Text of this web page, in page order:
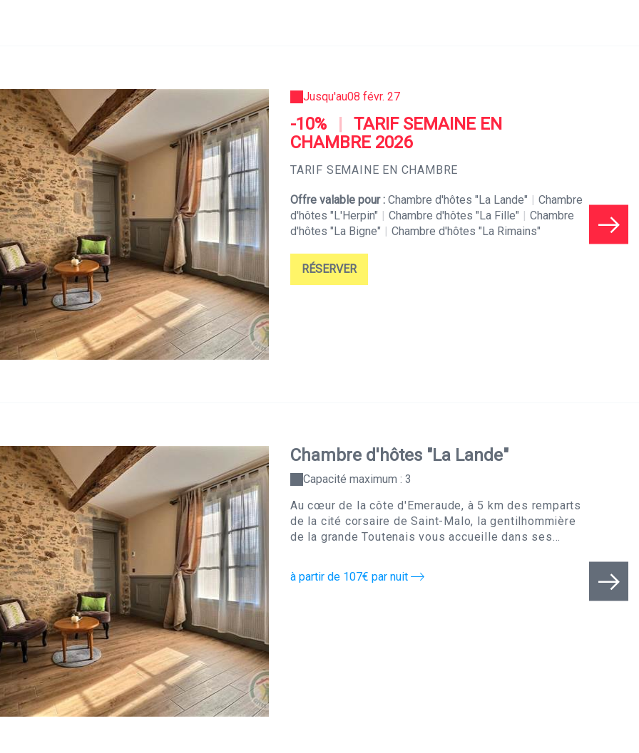
Jusqu'au08 févr. 27
-10%
TARIF SEMAINE EN
CHAMBRE 2026
TARIF SEMAINE EN CHAMBRE
Offre valable pour : Chambre d'hôtes "La Lande"
Chambre
d'hôtes "L'Herpin"
Chambre d'hôtes "La Fille"
Chambre
d'hôtes "La Bigne"
Chambre d'hôtes "La Rimains"
RÉSERVER
Chambre d'hôtes "La Lande"
Capacité maximum : 3
Au cœur de la côte d'Emeraude, à 5 km des remparts
de la cité corsaire de Saint-Malo, la gentilhommière
de la grande Toutenais vous accueille dans ses...
à partir de 107€ par nuit